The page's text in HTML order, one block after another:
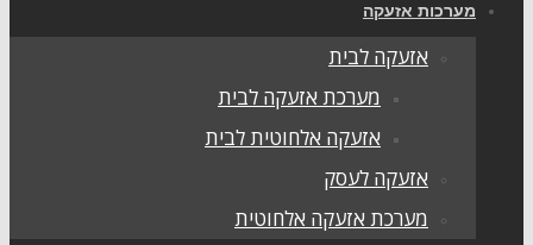
מערכות אזעקה
אזעקה לבית
מערכת אזעקה לבית
אזעקה אלחוטית לבית
אזעקה לעסק
מערכת אזעקה אלחוטית